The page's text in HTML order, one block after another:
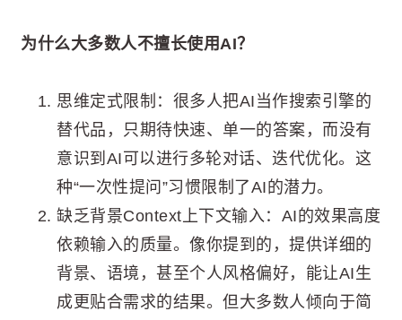
为什么大多数人不擅长使用AI？
思维定式限制：很多人把AI当作搜索引擎的
替代品，只期待快速、单一的答案，而没有
意识到AI可以进行多轮对话、迭代优化。这
种“一次性提问”习惯限制了AI的潜力。
缺乏背景Context上下文输入：AI的效果高度
依赖输入的质量。像你提到的，提供详细的
背景、语境，甚至个人风格偏好，能让AI生
成更贴合需求的结果。但大多数人倾向于简